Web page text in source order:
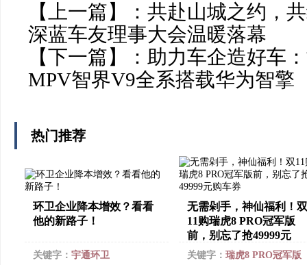
【上一篇】： 共赴山城之约，
深蓝车友理事大会温暖落幕
【下一篇】： 助力车企造好车
MPV智界V9全系搭载华为智擎
热门推荐
环卫企业降本增效？看看
他的新路子！
关键字： 宇通环卫
无需剁手，神仙福利！双
11购瑞虎8 PRO冠军版
前，别忘了抢49999元
关键字： 瑞虎8 PRO冠军版